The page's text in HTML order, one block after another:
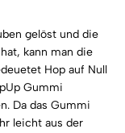
gelöst und die
kann man die
Hop auf Null
Gummi
Da das Gummi
leicht aus der